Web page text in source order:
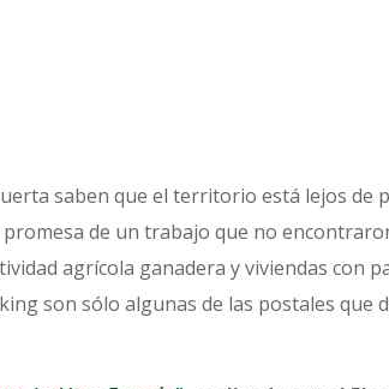
saben que el territorio está lejos de
de un trabajo que no
agrícola ganadera y viviendas con
son sólo algunas de las postales que